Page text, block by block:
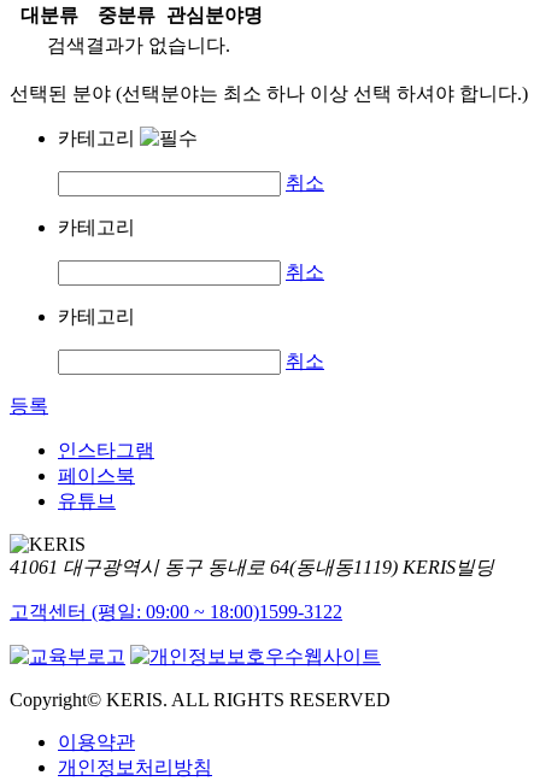
대분류
중분류
관심분야명
검색결과가 없습니다.
선택된 분야 (선택분야는 최소 하나 이상 선택 하셔야 합니다.)
카테고리
취소
카테고리
취소
카테고리
취소
등록
인스타그램
페이스북
유튜브
41061 대구광역시 동구 동내로 64(동내동1119) KERIS빌딩
고객센터 (평일: 09:00 ~ 18:00)1599-3122
Copyright© KERIS. ALL RIGHTS RESERVED
이용약관
개인정보처리방침